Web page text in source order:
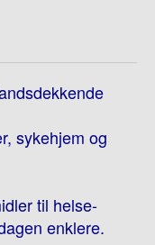
sykehjem og
til helse-
enklere.